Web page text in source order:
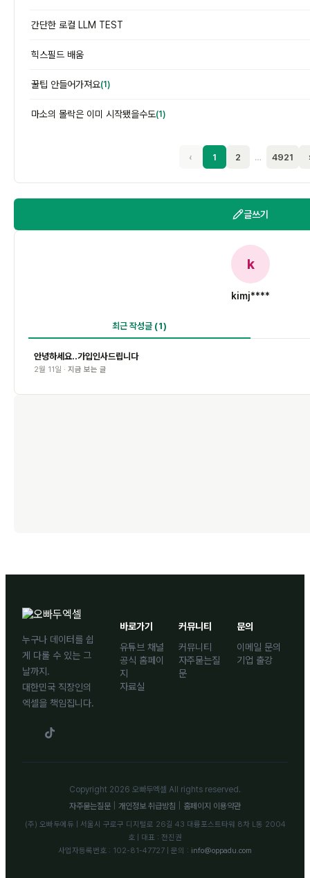
간단한 로컬 LLM TEST
힉스필드 배움
꿀팁 안들어가져요(1)
마소의 몰락은 이미 시작됐을수도(1)
‹ 1 2 … 4921
글쓰기
k
kimj****
최근 작성글 (1)
안녕하세요..가입인사드립니다
2월 11일 · 지금 보는 글
누구나 데이터를 쉽
게 다룰 수 있는 그
날까지.
대한민국 직장인의
엑셀을 책임집니다.
바로가기
유튜브 채널
공식 홈페이
지
자료실
커뮤니티
커뮤니티
자주묻는질
문
문의
이메일 문의
기업 출강
Copyright 2026 오빠두엑셀 All rights reserved.
자주묻는질문
개인정보 취급방침 홈페이지 이용약관
(주) 오빠두에듀 | 서울시 구로구 디지털로 26길 43 대륭포스트타워 8차 L동 2004
호 | 대표 : 전진권
사업자등록번호 : 102-81-47727 | 문의 : info@oppadu.com